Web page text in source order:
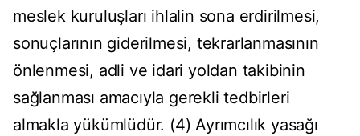
meslek kuruluşları ihlalin sona erdirilmesi,
sonuçlarının giderilmesi, tekrarlanmasının
önlenmesi, adli ve idari yoldan takibinin
sağlanması amacıyla gerekli tedbirleri
almakla yükümlüdür. (4) Ayrımcılık yasağı